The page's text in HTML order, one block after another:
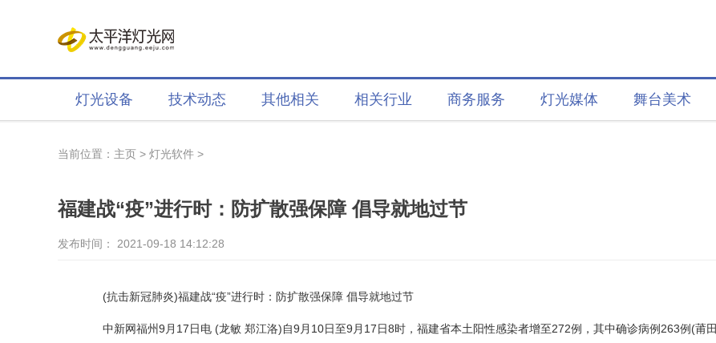
灯光设备 技术动态 其他相关 相关行业 商务服务 灯光媒体 舞台美术
当前位置： 主页 > 灯光软件 >
福建战“疫”进行时：防扩散强保障 倡导就地过节
发布时间： 2021-09-18 14:12:28
(抗击新冠肺炎)福建战“疫”进行时：防扩散强保障 倡导就地过节
中新网福州9月17日电 (龙敏 郑江洛)自9月10日至9月17日8时，福建省本土阳性感染者增至272例，其中确诊病例263例(莆田